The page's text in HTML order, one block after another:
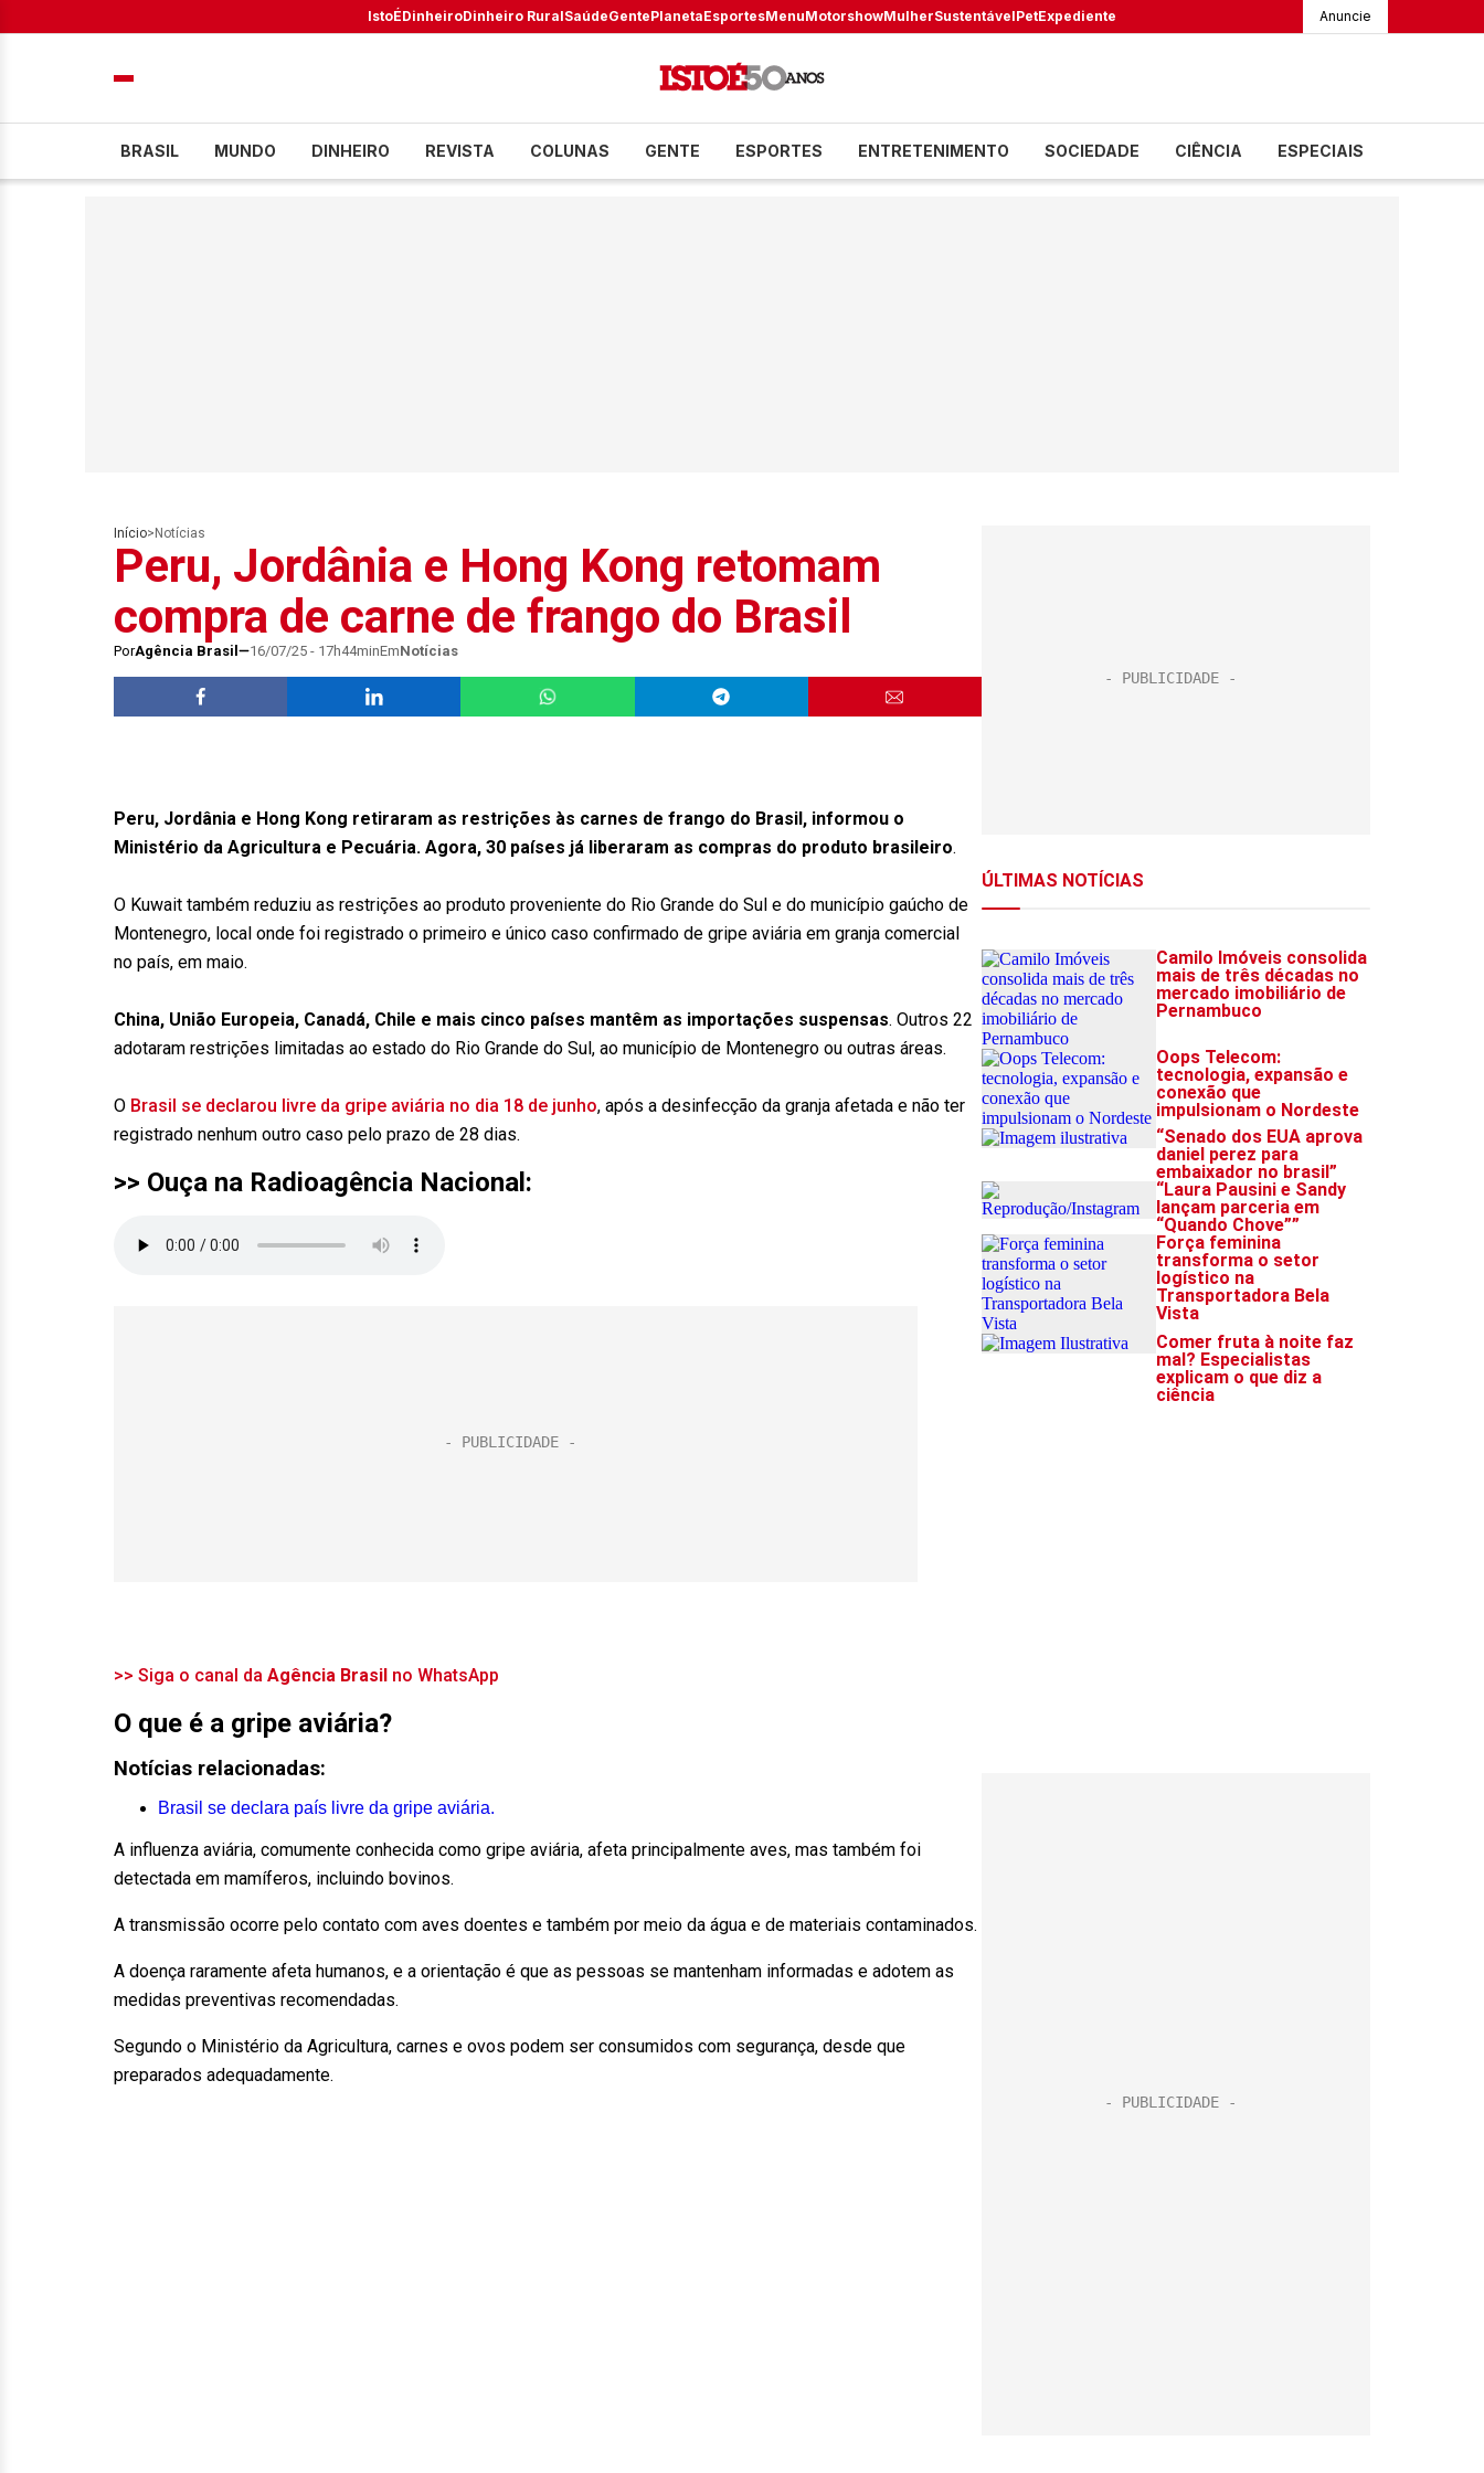
IstoÉDinheiroDinheiro RuralSaúdeGentePlanetaEsportesMenuMotorshowMulherSustentávelPetExpediente Anuncie
BRASIL MUNDO DINHEIRO REVISTA COLUNAS GENTE ESPORTES ENTRETENIMENTO SOCIEDADE CIÊNCIA ESPECIAIS
Início> Notícias
Peru, Jordânia e Hong Kong retomam
compra de carne de frango do Brasil
PorAgência Brasil 16/07/25 - 17h44minEmNotícias
Peru, Jordânia e Hong Kong retiraram as restrições às carnes de frango do Brasil, informou o
Ministério da Agricultura e Pecuária. Agora, 30 países já liberaram as compras do produto brasileiro.
O Kuwait também reduziu as restrições ao produto proveniente do Rio Grande do Sul e do município gaúcho de
Montenegro, local onde foi registrado o primeiro e único caso confirmado de gripe aviária em granja comercial
no país, em maio.
China, União Europeia, Canadá, Chile e mais cinco países mantêm as importações suspensas. Outros 22
adotaram restrições limitadas ao estado do Rio Grande do Sul, ao município de Montenegro ou outras áreas.
O Brasil se declarou livre da gripe aviária no dia 18 de junho, após a desinfecção da granja afetada e não ter
registrado nenhum outro caso pelo prazo de 28 dias.
>> Ouça na Radioagência Nacional:
>> Siga o canal da Agência Brasil no WhatsApp
O que é a gripe aviária?
Notícias relacionadas:
Brasil se declara país livre da gripe aviária.
A influenza aviária, comumente conhecida como gripe aviária, afeta principalmente aves, mas também foi
detectada em mamíferos, incluindo bovinos.
A transmissão ocorre pelo contato com aves doentes e também por meio da água e de materiais contaminados.
A doença raramente afeta humanos, e a orientação é que as pessoas se mantenham informadas e adotem as
medidas preventivas recomendadas.
Segundo o Ministério da Agricultura, carnes e ovos podem ser consumidos com segurança, desde que
preparados adequadamente.